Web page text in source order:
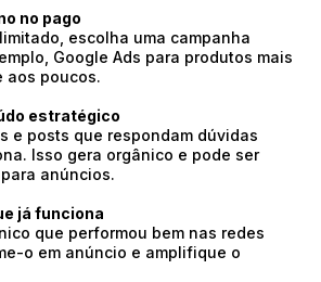
no pago
escolha uma campanha
Google Ads para produtos mais
aos poucos.
estratégico
e posts que respondam dúvidas
Isso gera orgânico e pode ser
anúncios.
já funciona
que performou bem nas redes
o em anúncio e amplifique o